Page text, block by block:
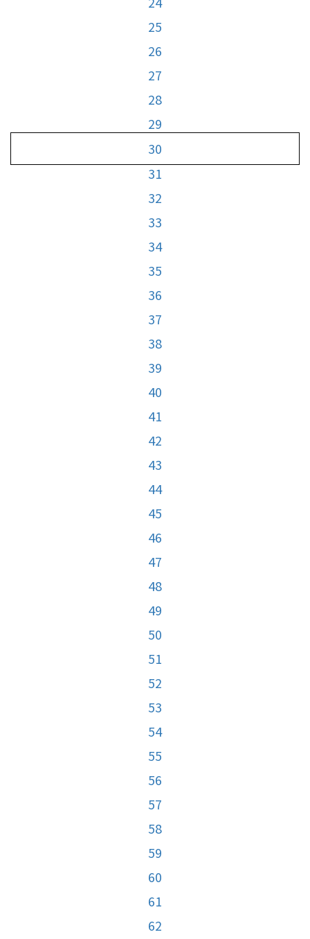
25
26
27
28
29
30
31
32
33
34
35
36
37
38
39
40
41
42
43
44
45
46
47
48
49
50
51
52
53
54
55
56
57
58
59
60
61
62